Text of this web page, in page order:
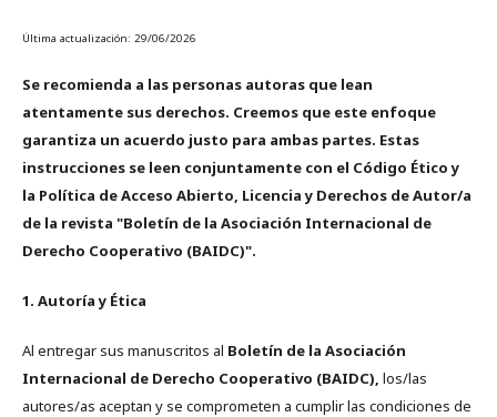
Última actualización: 29/06/2026
Se recomienda a las personas autoras que lean
atentamente sus derechos. Creemos que este enfoque
garantiza un acuerdo justo para ambas partes. Estas
instrucciones se leen conjuntamente con el Código Ético y
la Política de Acceso Abierto, Licencia y Derechos de Autor/a
de la revista "Boletín de la Asociación Internacional de
Derecho Cooperativo (BAIDC)".
1. Autoría y Ética
Al entregar sus manuscritos al Boletín de la Asociación
Internacional de Derecho Cooperativo (BAIDC), los/las
autores/as aceptan y se comprometen a cumplir las condiciones de